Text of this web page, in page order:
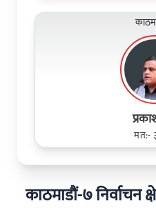
मत:-
काठमाडौं-७ निर्वाचन